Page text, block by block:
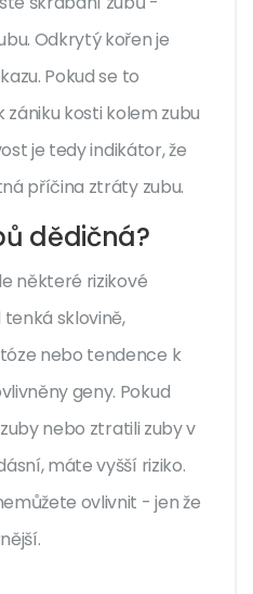
Odkrytý kořen je
Pokud se to
kosti kolem zubu
je tedy indikátor, že
příčina ztráty zubu.
dědičná?
některé rizikové
sklovině,
nebo tendence k
geny. Pokud
nebo ztratili zuby v
máte vyšší riziko.
ovlivnit - jen že